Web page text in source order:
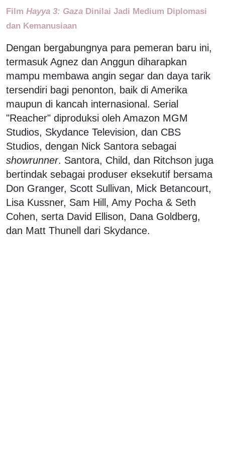
Film Hayya 3: Gaza Dinilai Jadi Medium Diplomasi
dan Kemanusiaan
Dengan bergabungnya para pemeran baru ini,
termasuk Agnez dan Anggun diharapkan
mampu membawa angin segar dan daya tarik
tersendiri bagi penonton, baik di Amerika
maupun di kancah internasional. Serial
"Reacher" diproduksi oleh Amazon MGM
Studios, Skydance Television, dan CBS
Studios, dengan Nick Santora sebagai
showrunner. Santora, Child, dan Ritchson juga
bertindak sebagai produser eksekutif bersama
Don Granger, Scott Sullivan, Mick Betancourt,
Lisa Kussner, Sam Hill, Amy Pocha & Seth
Cohen, serta David Ellison, Dana Goldberg,
dan Matt Thunell dari Skydance.